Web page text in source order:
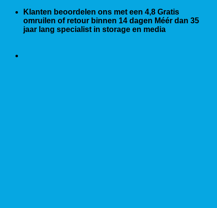
inhoud
Klanten beoordelen ons met een 4,8 Gratis
omruilen of retour binnen 14 dagen Méér dan 35
jaar lang specialist in storage en media